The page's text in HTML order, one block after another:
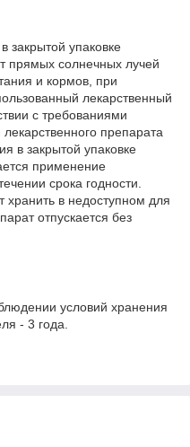
закрытой упаковке
прямых солнечных лучей
и кормов, при
лекарственный
с требованиями
препарата
в закрытой упаковке
применение
срока годности.
хранить в недоступном для
отпускается без
условий хранения
- 3 года.